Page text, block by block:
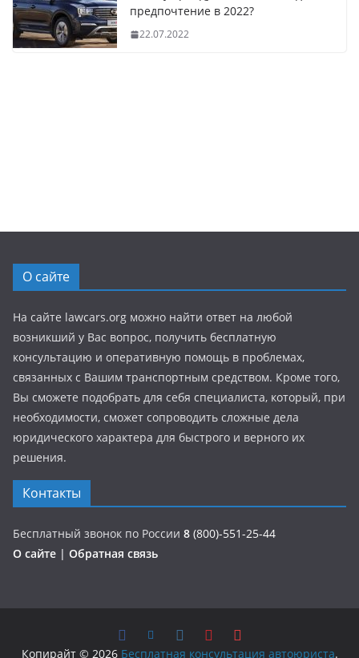
предпочтение в 2022?
22.07.2022
О сайте
На сайте lawcars.org можно найти ответ на любой
возникший у Вас вопрос, получить бесплатную
консультацию и оперативную помощь в проблемах,
связанных с Вашим транспортным средством. Кроме того,
Вы сможете подобрать для себя специалиста, который, при
необходимости, сможет сопроводить сложные дела
юридического характера для быстрого и верного их
решения.
Контакты
Бесплатный звонок по России 8 (800)-551-25-44
О сайте | Обратная связь
Копирайт © 2026 Бесплатная консультация автоюриста.